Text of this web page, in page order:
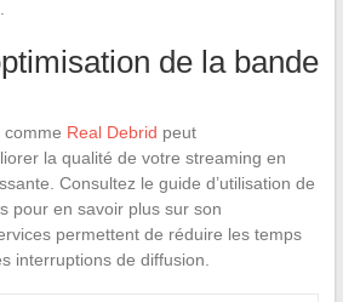
de la bande
comme Real Debrid peut
la qualité de votre streaming en
Consultez le guide d’utilisation de
pour en savoir plus sur son
permettent de réduire les temps
interruptions de diffusion.